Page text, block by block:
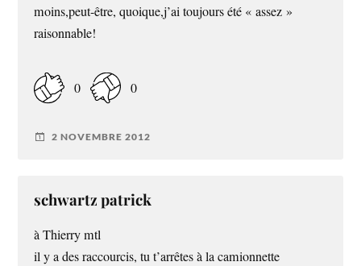
moins,peut-être, quoique,j’ai toujours été « assez »
raisonnable!
0 0
2 NOVEMBRE 2012
schwartz patrick
à Thierry mtl
il y a des raccourcis, tu t’arrêtes à la camionnette